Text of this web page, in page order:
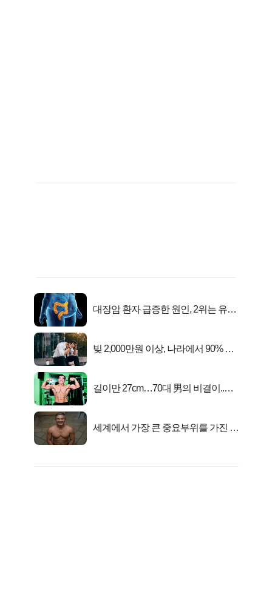
대장암 환자 급증한 원인, 2위는 유산
빚 2,000만원 이상, 나라에서 90% 갚
길이만 27cm…70대 男의 비결이..충
세계에서 가장 큰 중요부위를 가진 남